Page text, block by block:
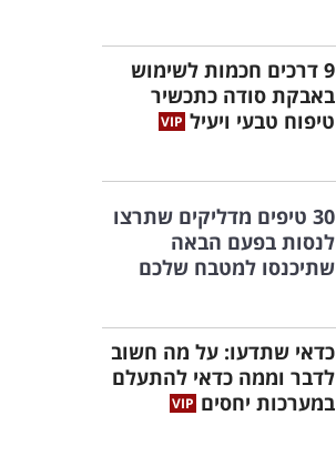
9 דרכים חכמות לשימוש
באבקת סודה כתכשיר
טיפוח טבעי ויעיל
30 טיפים מדליקים שתרצו
לנסות בפעם הבאה
שתיכנסו למטבח שלכם
כדאי שתדעו: על מה חשוב
לדבר וממה כדאי להתעלם
במערכות יחסים